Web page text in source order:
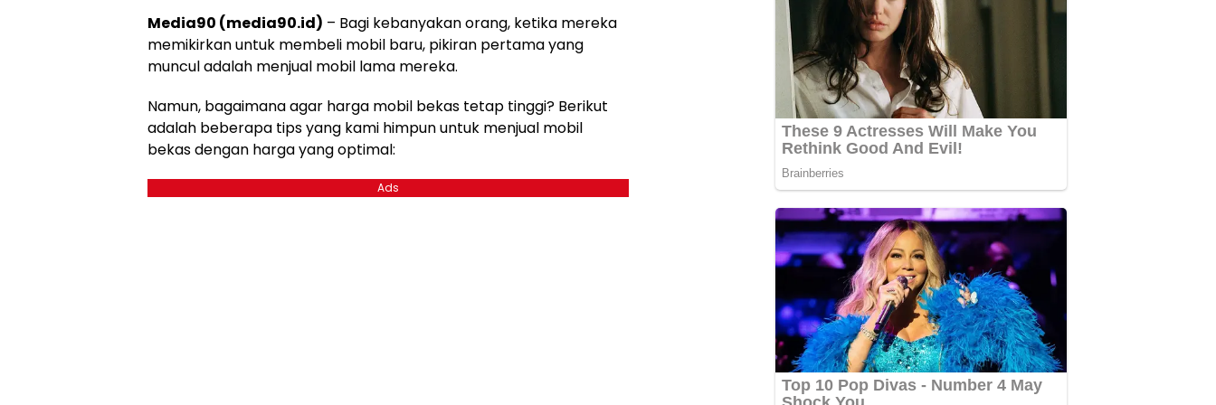
Media90 (media90.id) – Bagi kebanyakan orang, ketika mereka
memikirkan untuk membeli mobil baru, pikiran pertama yang
muncul adalah menjual mobil lama mereka.
Namun, bagaimana agar harga mobil bekas tetap tinggi? Berikut
adalah beberapa tips yang kami himpun untuk menjual mobil
bekas dengan harga yang optimal:
Ads